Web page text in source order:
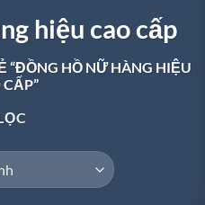
hiệu cao cấp
“ĐỒNG HỒ NỮ HÀNG HIỆU